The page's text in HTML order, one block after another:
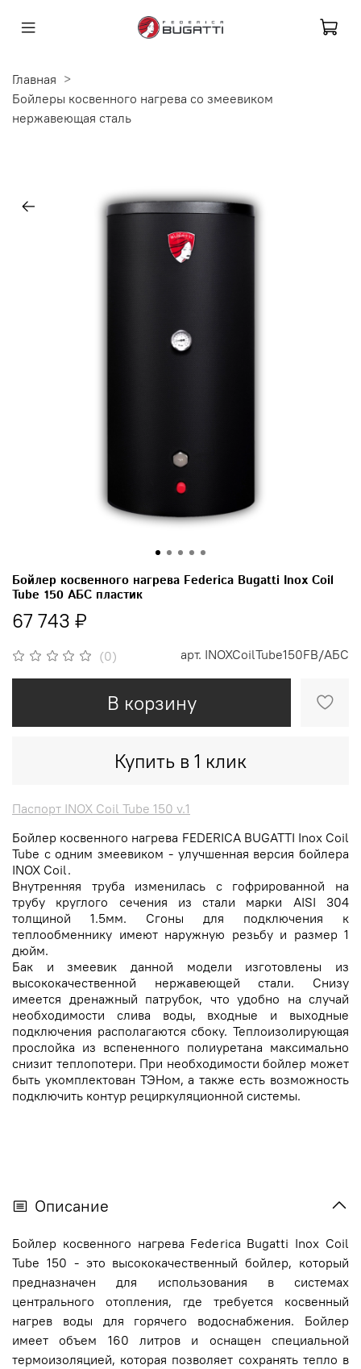
Главная
Бойлеры косвенного нагрева со змеевиком
нержавеющая сталь
(0) арт. INOXCoilTube150FB/АБС
Бойлер косвенного нагрева Federica Bugatti Inox Coil
Tube 150 АБС пластик
67 743 ₽
В корзину
Купить в 1 клик
Паспорт INOX Coil Tube 150 v.1
Бойлер косвенного нагрева FEDERICA BUGATTI Inox Coil
Tube с одним змеевиком - улучшенная версия бойлера
INOX Coil.
Внутренняя труба изменилась с гофрированной на
трубу круглого сечения из стали марки AISI 304
толщиной 1.5мм. Сгоны для подключения к
теплообменнику имеют наружную резьбу и размер 1
дюйм.
Бак и змеевик данной модели изготовлены из
высококачественной нержавеющей стали. Снизу
имеется дренажный патрубок, что удобно на случай
необходимости слива воды, входные и выходные
подключения располагаются сбоку. Теплоизолирующая
прослойка из вспененного полиуретана максимально
снизит теплопотери. При необходимости бойлер может
быть укомплектован ТЭНом, а также есть возможность
подключить контур рециркуляционной системы.
Описание
Бойлер косвенного нагрева Federica Bugatti Inox Coil
Tube 150 - это высококачественный бойлер, который
предназначен для использования в системах
центрального отопления, где требуется косвенный
нагрев воды для горячего водоснабжения. Бойлер
имеет объем 160 литров и оснащен специальной
термоизоляцией, которая позволяет сохранять тепло в